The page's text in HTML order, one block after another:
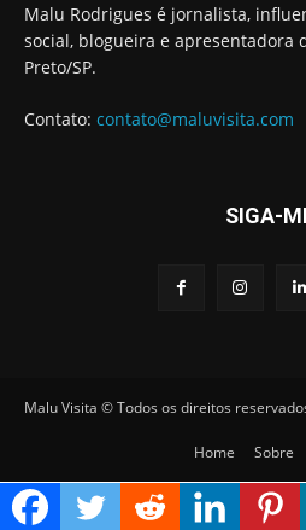
Malu Rodrigues é jornalista,
social, blogueira e apresentadora
Preto/SP.
Contato: contato@maluvisita.com
SIGA-
Malu Visita © Todos os direitos
Home Sobre